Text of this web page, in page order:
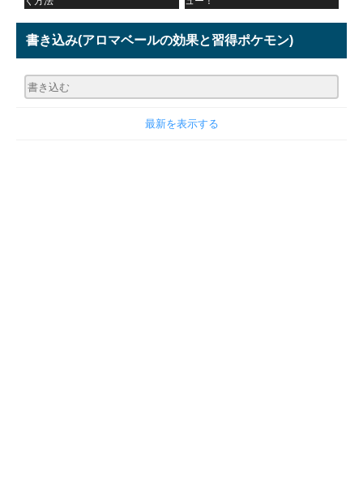
書き込み(アロマベールの効果と習得ポケモン)
最新を表示する